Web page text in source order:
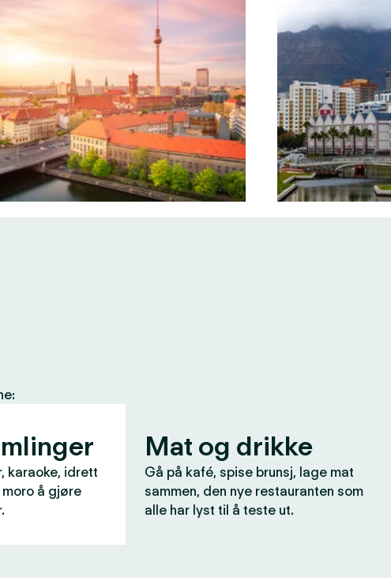
karaoke, idrett
å gjøre
Mat og drikke
Gå på kafé, spise brunsj, lage mat
sammen, den nye restauranten som
alle har lyst til å teste ut.